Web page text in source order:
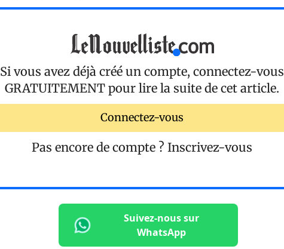
Si vous avez déjà créé un compte, connectez-vous
GRATUITEMENT pour lire la suite de cet article.
Connectez-vous
Pas encore de compte ? Inscrivez-vous
Suivez-nous sur
WhatsApp